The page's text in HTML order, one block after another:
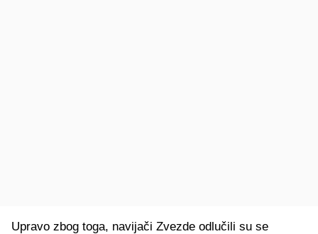
Upravo zbog toga, navijači Zvezde odlučili su se